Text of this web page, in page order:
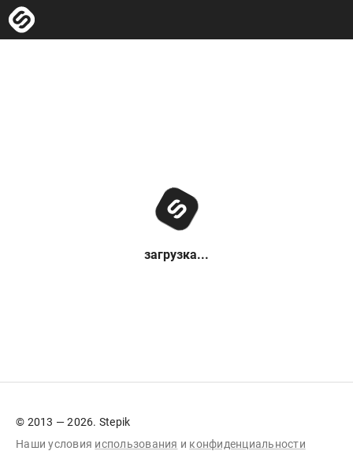
загрузка...
© 2013 — 2026. Stepik
Наши условия использования и конфиденциальности